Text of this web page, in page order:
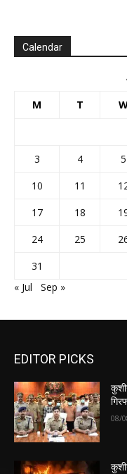
Calendar
M T
3
4 5
10
11
17
18
24
25
31
« Jul
Sep »
EDITOR PICKS
08/